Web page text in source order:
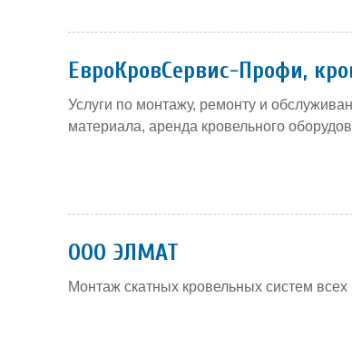
ЕвроКровСервис-Профи,
Услуги по монтажу, ремонту и
материала, аренда кровельного
ООО ЭЛМАТ
Монтаж скатных кровельных систем всех